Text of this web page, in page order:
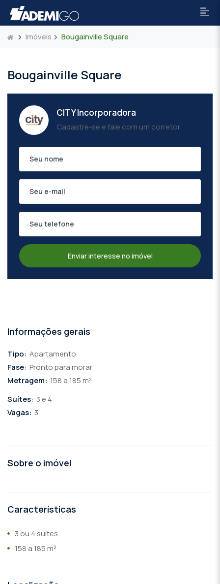
Imóveis Bougainville Square
Bougainville Square
CITY Incorporadora
Cadastre-se e fale com um corretor
Enviar interesse no imóvel
Informações gerais
Tipo: Apartamento
Fase: Pronto para morar
Metragem: 158 a 185 m²
Suítes: 3 e 4
Vagas: 3
Sobre o imóvel
Características
3 ou 4 suítes
158 a 185 m²